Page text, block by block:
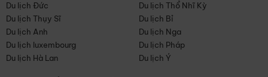
Du lịch Đức
Du lịch Thổ Nhĩ Kỳ
Du lịch Thụy Sĩ
Du lịch Bỉ
Du lịch Anh
Du lịch Nga
Du lịch luxembourg
Du lịch Pháp
Du lịch Hà Lan
Du lịch Ý